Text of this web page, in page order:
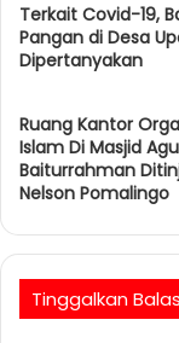
Terkait Covid-19,
Pangan di Desa
Dipertanyakan
Ruang Kantor
Islam Di Masjid
Baiturrahman
Nelson Pomalingo
Tinggalkan